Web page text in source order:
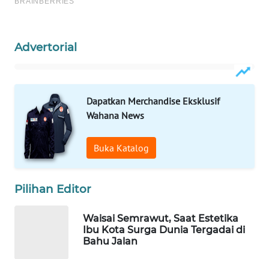
Advertorial
Dapatkan Merchandise Eksklusif
Wahana News
Buka Katalog
Pilihan Editor
Waisai Semrawut, Saat Estetika
Ibu Kota Surga Dunia Tergadai di
Bahu Jalan
ALPERKLINAS
FORJASIDA
TAMBANG
NEWS
SITUNGIR